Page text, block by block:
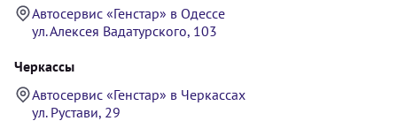
Автосервис «Генстар» в Одессе
ул. Алексея Вадатурского, 103
Черкассы
Автосервис «Генстар» в Черкассах
ул. Рустави, 29